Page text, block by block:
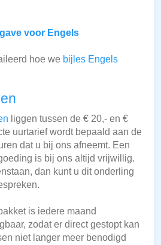
voor Engels
hoe we bijles Engels
liggen tussen de € 20,- en €
uurtarief wordt bepaald aan de
dat u bij ons afneemt. Een
is bij ons altijd vrijwillig.
dan kunt u dit onderling
is iedere maand
zodat er direct gestopt kan
niet langer meer benodigd